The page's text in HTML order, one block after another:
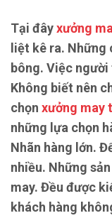
Tại đâyxưởng
liệt kê ra. Những
bông. Việc
Không biết nên
chọn xưởng may
những lựa chọn
Nhãn hàng lớn.
nhiều. Những
may. Đều được
khách hàng